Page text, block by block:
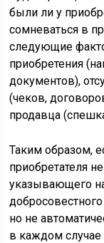
были ли у
сомневаться в
следующие
приобретения
документов),
(чеков,
продавца
Таким образом,
приобретателя
указывающего на
но не
в каждом случае